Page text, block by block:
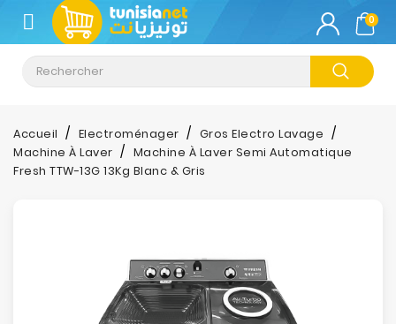
CATÉGORIE
Climatisation
Informatique
Téléphonie
0
Accueil Electroménager
Gros Electro Lavage
Machine À Laver
Machine À Laver Semi Automatique
Fresh TTW-13G 13Kg Blanc & Gris